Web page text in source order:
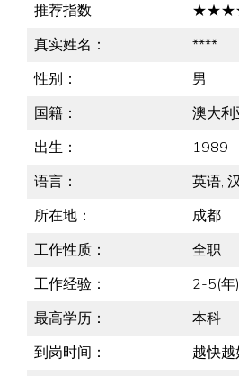
推荐指数
真实姓名：
****
性别：
男
国籍：
澳大利
出生：
1989
语言：
英语,
所在地：
成都
工作性质：
全职
工作经验：
2-5(年)
最高学历：
本科
到岗时间：
越快